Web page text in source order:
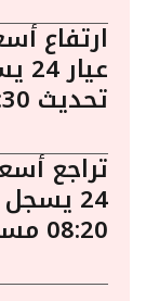
ارتفاع
تحديث 08:30 مساءًا
تراجع
08:20 مساءًا